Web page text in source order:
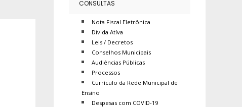
CONSULTAS
Nota Fiscal Eletrônica
Dívida Atíva
Leis / Decretos
Conselhos Municipais
Audiências Públicas
Processos
Currículo da Rede Municipal de
Ensino
Despesas com COVID-19